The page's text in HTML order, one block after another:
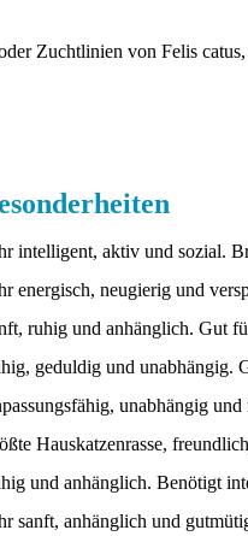
Zuchtlinien von Felis
intelligent, aktiv und sozial.
energisch, neugierig und
ruhig und anhänglich. Gut
geduldig und unabhängig.
unabhängig
Hauskatzenrasse,
und anhänglich. Benötigt
sanft, anhänglich und